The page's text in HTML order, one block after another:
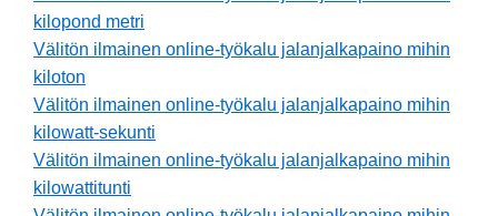
kilopond metri
Välitön ilmainen online-työkalu jalanjalkapaino mihin
kiloton
Välitön ilmainen online-työkalu jalanjalkapaino mihin
kilowatt-sekunti
Välitön ilmainen online-työkalu jalanjalkapaino mihin
kilowattitunti